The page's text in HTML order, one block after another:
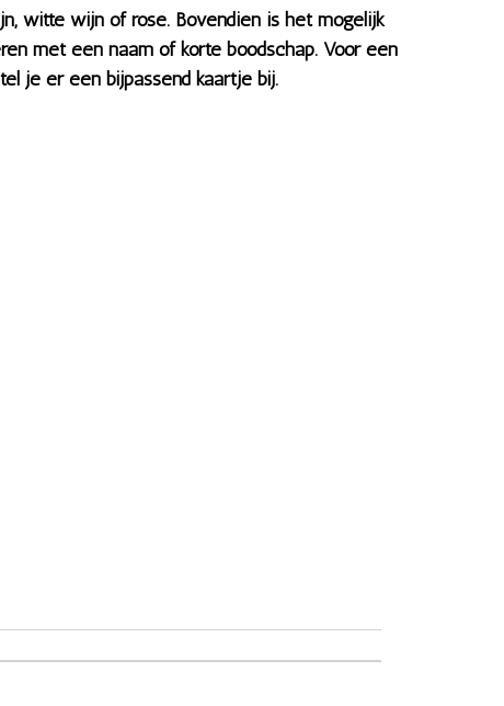
witte wijn of rosé. Bovendien is het mogelijk
met een naam of korte boodschap. Voor een
je er een bijpassend kaartje bij.